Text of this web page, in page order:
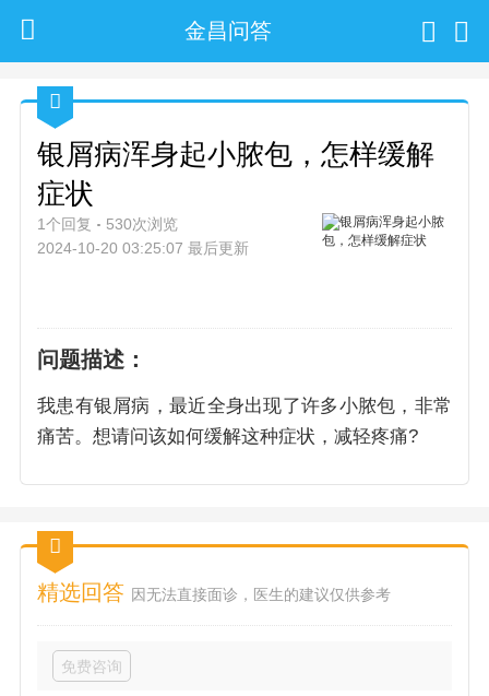
金昌问答
银屑病浑身起小脓包，怎样缓解
症状
1个回复
530次浏览
2024-10-20 03:25:07 最后更新
问题描述：
我患有银屑病，最近全身出现了许多小脓包，非常
痛苦。想请问该如何缓解这种症状，减轻疼痛?
精选回答 因无法直接面诊，医生的建议仅供参考
免费咨询